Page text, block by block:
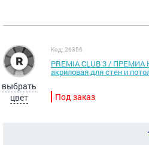
выбрать
цвет
Код: 26356
PREMIA CLUB 3 / ПРЕМИА
акриловая для стен и
Под заказ